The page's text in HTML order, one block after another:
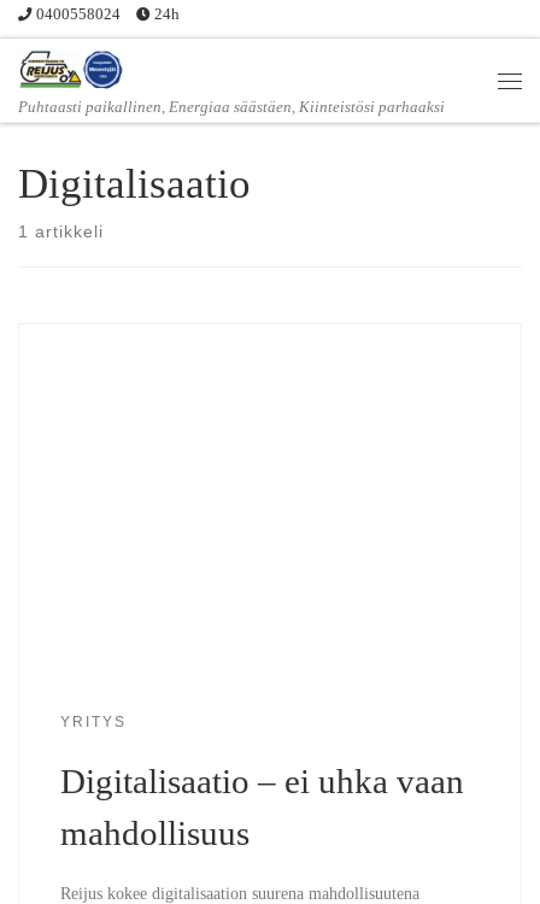
0400558024 24h
Puhtaasti paikallinen, Energiaa säästäen, Kiinteistösi parhaaksi
Digitalisaatio
1 artikkeli
YRITYS
Digitalisaatio – ei uhka vaan
mahdollisuus
Reijus kokee digitalisaation suurena mahdollisuutena